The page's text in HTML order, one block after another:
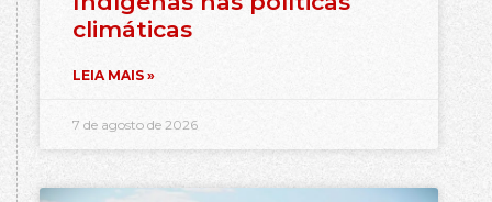
climáticas
LEIA MAIS »
7 de agosto de 2026